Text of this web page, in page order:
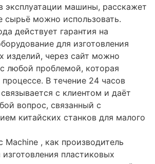
эксплуатации машины, расскажет
сырьё можно использовать.
действует гарантия на
для изготовления
изделий, через сайт можно
любой проблемой, которая
процессе. В течение 24 часов
с клиентом и даёт
вопрос, связанный с
китайских станков для малого
Machine , как производитель
пластиковых